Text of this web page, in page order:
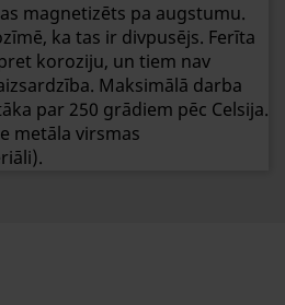
magnetizēts pa augstumu.
ka tas ir divpusējs. Ferīta
koroziju, un tiem nav
Maksimālā darba
par 250 grādiem pēc Celsija.
metāla virsmas